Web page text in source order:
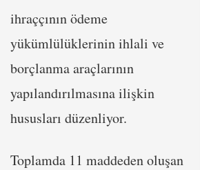
ihraççının ödeme
yükümlülüklerinin ihlali ve
borçlanma araçlarının
yapılandırılmasına ilişkin
hususları düzenliyor.
Toplamda 11 maddeden oluşan